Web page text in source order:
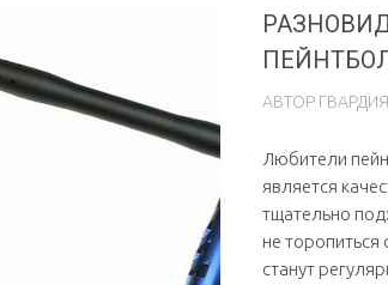
АВТОР ГВАРДИЯ
Любители
является
тщательно
не торопиться
станут